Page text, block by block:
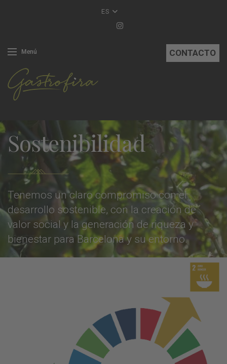
ES
Menú CONTACTO
Sostenibilidad
Tenemos un claro compromiso con el
desarrollo sostenible, con la creación de
valor social y la generación de riqueza y
bienestar para Barcelona y su entorno.